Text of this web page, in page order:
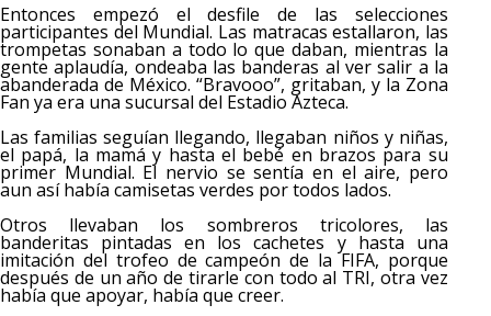
Entonces empezó el desfile de las selecciones
participantes del Mundial. Las matracas estallaron, las
trompetas sonaban a todo lo que daban, mientras la
gente aplaudía, ondeaba las banderas al ver salir a la
abanderada de México. “Bravooo”, gritaban, y la Zona
Fan ya era una sucursal del Estadio Azteca.
Las familias seguían llegando, llegaban niños y niñas,
el papá, la mamá y hasta el bebé en brazos para su
primer Mundial. El nervio se sentía en el aire, pero
aun así había camisetas verdes por todos lados.
Otros llevaban los sombreros tricolores, las
banderitas pintadas en los cachetes y hasta una
imitación del trofeo de campeón de la FIFA, porque
después de un año de tirarle con todo al TRI, otra vez
había que apoyar, había que creer.